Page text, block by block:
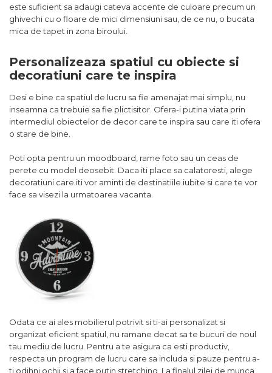
este suficient sa adaugi cateva accente de culoare precum un
ghivechi cu o floare de mici dimensiuni sau, de ce nu, o bucata
mica de tapet in zona biroului.
Personalizeaza spatiul cu obiecte si
decoratiuni care te inspira
Desi e bine ca spatiul de lucru sa fie amenajat mai simplu, nu
inseamna ca trebuie sa fie plictisitor. Ofera-i putina viata prin
intermediul obiectelor de decor care te inspira sau care iti ofera
o stare de bine.
Poti opta pentru un moodboard, rame foto sau un ceas de
perete cu model deosebit. Daca iti place sa calatoresti, alege
decoratiuni care iti vor aminti de destinatiile iubite si care te vor
face sa visezi la urmatoarea vacanta.
Odata ce ai ales mobilierul potrivit si ti-ai personalizat si
organizat eficient spatiul, nu ramane decat sa te bucuri de noul
tau mediu de lucru. Pentru a te asigura ca esti productiv,
respecta un program de lucru care sa includa si pauze pentru a-
ti odihni ochii si a face putin stretching. La finalul zilei de munca,